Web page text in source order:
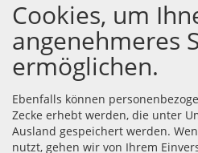
Cookies, um
angenehmeres
ermöglichen.
Ebenfalls können
Zecke erhebt werden, die unter
Ausland gespeichert werden.
nutzt, gehen wir von Ihrem